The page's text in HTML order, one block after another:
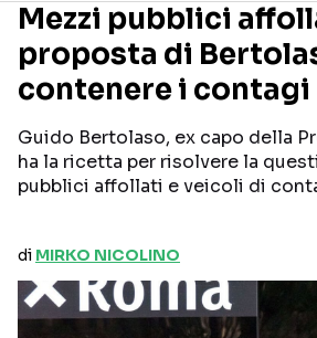
Seguici sui
Mezzi pubblici
proposta di
contenere i contagi
Guido Bertolaso, ex capo della
ha la ricetta per risolvere la
pubblici affollati e veicoli di
di MIRKO NICOLINO